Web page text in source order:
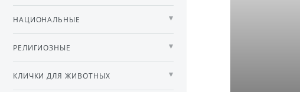
НАЦИОНАЛЬНЫЕ
РЕЛИГИОЗНЫЕ
КЛИЧКИ ДЛЯ ЖИВОТНЫХ